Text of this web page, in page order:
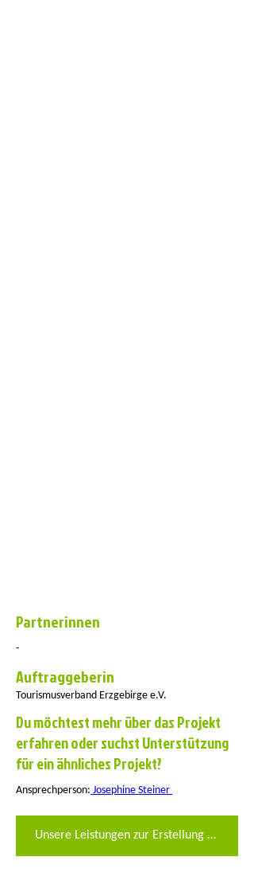
Partnerinnen
-
Auftraggeberin
Tourismusverband Erzgebirge e.V.
Du möchtest mehr über das Projekt
erfahren oder suchst Unterstützung
für ein ähnliches Projekt?
Ansprechperson: Josephine Steiner
Unsere Leistungen zur Erstellung eines nachhaltigen Leitbildes